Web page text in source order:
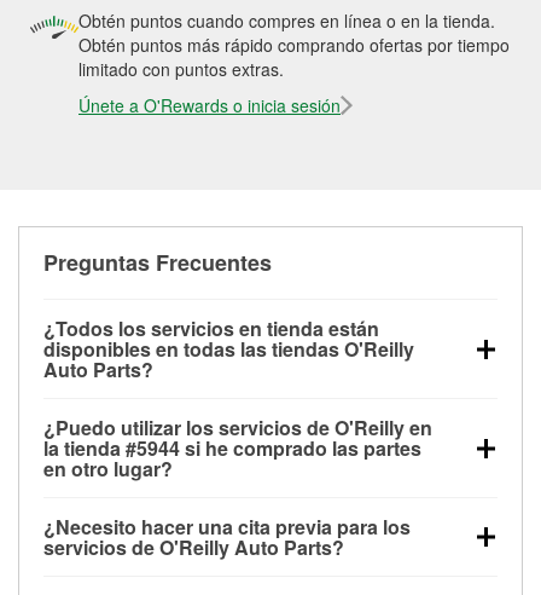
Obtén puntos cuando compres en línea o en la tienda.
Obtén puntos más rápido comprando ofertas por tiempo
limitado con puntos extras.
Únete a O'Rewards o inicia sesión
Preguntas Frecuentes
¿Todos los servicios en tienda están
disponibles en todas las tiendas O'Reilly
Auto Parts?
las pruebas de batería, pruebas de alternador y
motor de arranque, revisión de la luz “Check Engine”
con O'Reilly VeriScan® e instalación de
limpiaparabrisas o bombillas, están disponibles en
todas las tiendas O'Reilly Auto Parts. La tienda
¿Puedo utilizar los servicios de O'Reilly en
la tienda #5944 si he comprado las partes
en otro lugar?
de O'Reilly Auto Parts que estén disponibles en la
tienda #5944 de Sultan, WA aunque hayas
¿Necesito hacer una cita previa para los
servicios de O'Reilly Auto Parts?